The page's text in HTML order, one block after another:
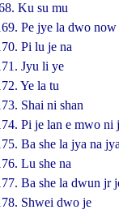
Ku su mu
Pe jye la dwo now
Pi lu je na
Jyu li ye
Ye la tu
Shai ni shan
Pi je lan e mwo ni
Ba she la jya na
Lu she na
Ba she la dwun jr
Shwei dwo je